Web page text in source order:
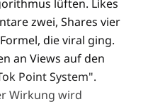
lüften. Likes
zwei, Shares vier
die viral ging.
an Views auf den
Point System".
Wirkung wird